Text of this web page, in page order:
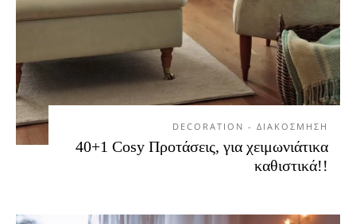
DECORATION - ΔΙΑΚΟΣΜΗΣΗ
40+1 Cosy Προτάσεις, για χειμωνιάτικα
καθιστικά!!